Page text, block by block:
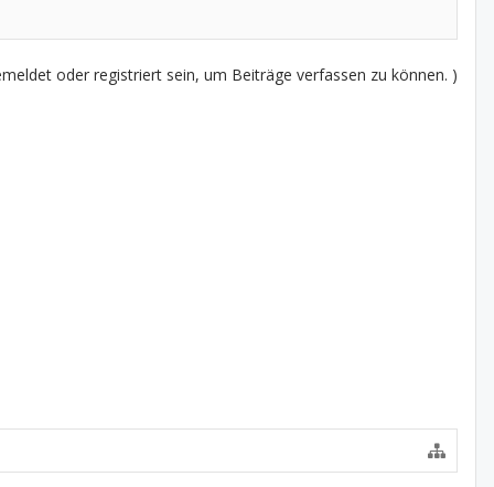
oder registriert sein, um Beiträge verfassen zu können. )